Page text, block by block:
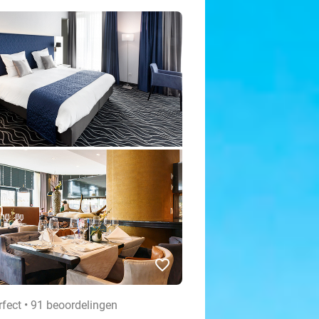
favorite_border
• 91 beoordelingen